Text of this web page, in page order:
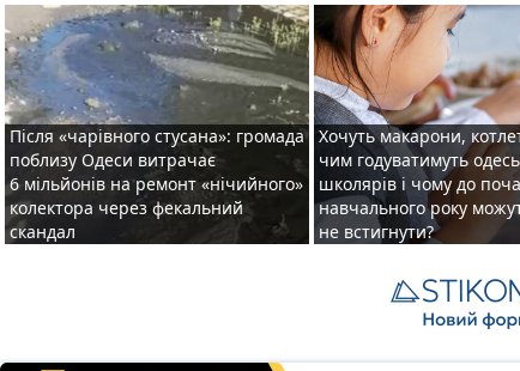
Після «чарівного стусана»: громада
поблизу Одеси витрачає
6 мільйонів на ремонт «нічийного»
колектора через фекальний
скандал
Хочуть макарони,
чим годуватимуть
школярів і чому до
навчального року
не встигнути?